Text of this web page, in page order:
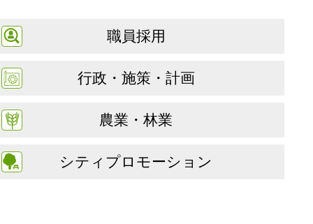
職員採用
行政・施策・計画
農業・林業
シティプロモーション